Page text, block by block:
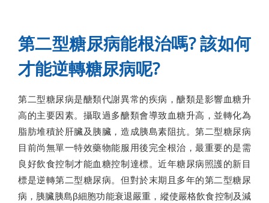
第二型糖尿病能根治嗎? 該如何
才能逆轉糖尿病呢?
第二型糖尿病是醣類代謝異常的疾病，醣類是影響血糖升
高的主要因素。攝取過多醣類會導致血糖升高，並轉化為
脂肪堆積於肝臟及胰臟，造成胰島素阻抗。第二型糖尿病
目前尚無單一特效藥物能服用後完全根治，最重要的是需
良好飲食控制才能血糖控制達標。近年糖尿病照護的新目
標是逆轉第二型糖尿病。但對於末期且多年的第二型糖尿
病，胰臟胰島β細胞功能衰退嚴重，縱使嚴格飲食控制及減